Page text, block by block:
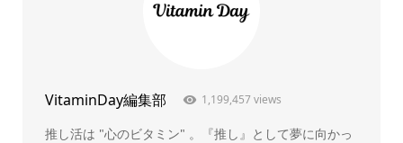
VitaminDay編集部 1,199,457 views
推し活は "心のビタミン" 。『推し』として夢に向かっ